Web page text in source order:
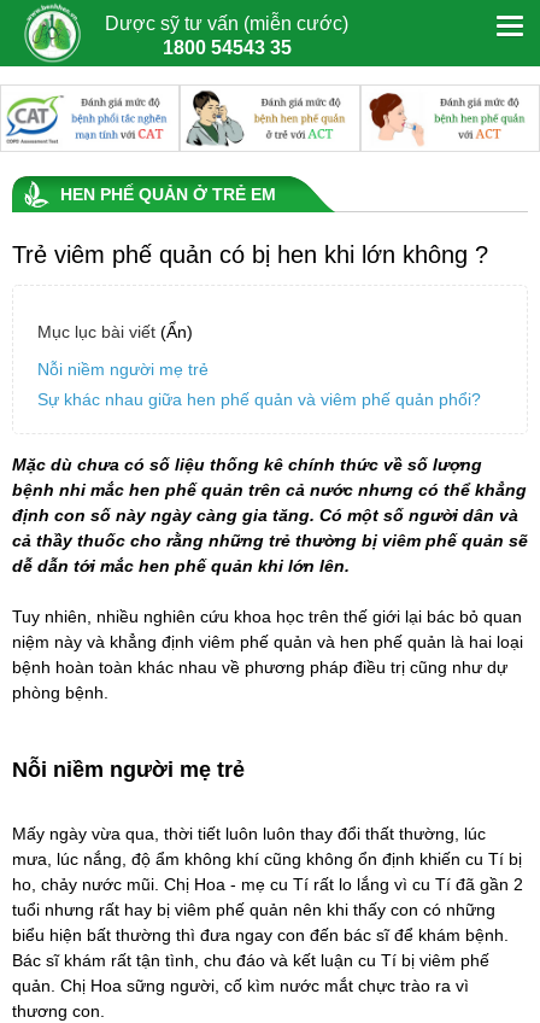
Dược sỹ tư vấn (miễn cước)
1800 54543 35
HEN PHẾ QUẢN Ở TRẺ EM
Trẻ viêm phế quản có bị hen khi lớn không ?
Mục lục bài viết (Ẩn)
Nỗi niềm người mẹ trẻ
Sự khác nhau giữa hen phế quản và viêm phế quản phổi?
Mặc dù chưa có số liệu thống kê chính thức về số lượng
bệnh nhi mắc hen phế quản trên cả nước nhưng có thể khẳng
định con số này ngày càng gia tăng. Có một số người dân và
cả thầy thuốc cho rằng những trẻ thường bị viêm phế quản sẽ
dễ dẫn tới mắc hen phế quản khi lớn lên.
Tuy nhiên, nhiều nghiên cứu khoa học trên thế giới lại bác bỏ quan
niệm này và khẳng định viêm phế quản và hen phế quản là hai loại
bệnh hoàn toàn khác nhau về phương pháp điều trị cũng như dự
phòng bệnh.
Nỗi niềm người mẹ trẻ
Mấy ngày vừa qua, thời tiết luôn luôn thay đổi thất thường, lúc
mưa, lúc nắng, độ ẩm không khí cũng không ổn định khiến cu Tí bị
ho, chảy nước mũi. Chị Hoa - mẹ cu Tí rất lo lắng vì cu Tí đã gần 2
tuổi nhưng rất hay bị viêm phế quản nên khi thấy con có những
biểu hiện bất thường thì đưa ngay con đến bác sĩ để khám bệnh.
Bác sĩ khám rất tận tình, chu đáo và kết luận cu Tí bị viêm phế
quản. Chị Hoa sững người, cố kìm nước mắt chực trào ra vì
thương con.